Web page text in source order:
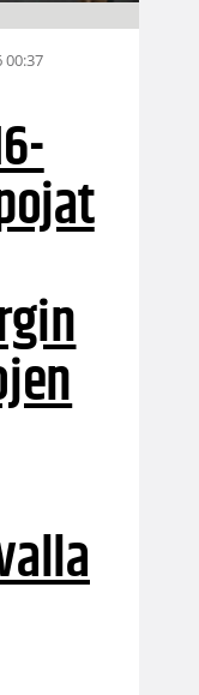
00:37